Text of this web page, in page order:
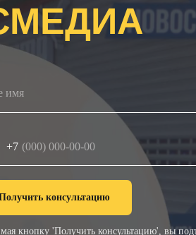
+7
консультацию
кнопку 'Получить консультацию', вы